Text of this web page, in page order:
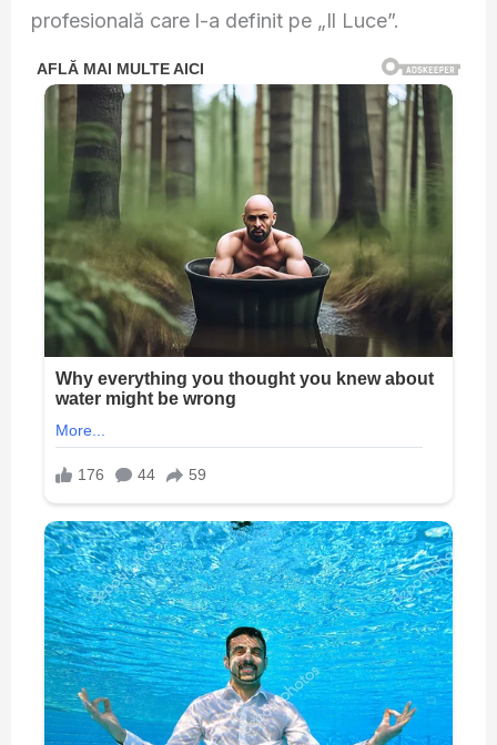
profesională care l-a definit pe „Il Luce”.